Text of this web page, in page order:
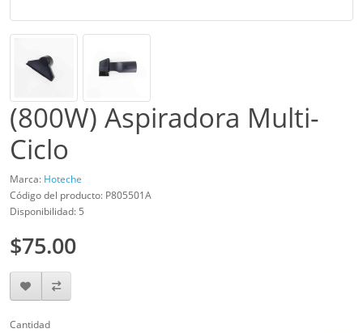
(800W) Aspiradora Multi-
Ciclo
Marca: Hoteche
Código del producto: P805501A
Disponibilidad: 5
$75.00
Cantidad